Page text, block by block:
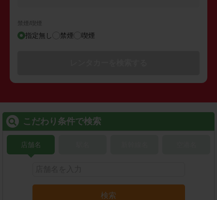
禁煙/喫煙
指定無し 禁煙 喫煙
こだわり条件で検索
店舗名
検索